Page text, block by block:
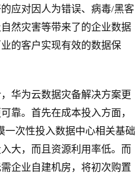
应对因人为错误、病毒/黑客
然灾害等带来了的企业数据
的客户实现有效的数据保
华为云数据灾备解决方案更
靠。首先在成本投入方面，
一次性投入数据中心相关基础
大，而且资源利用率低。而
企业自建机房，将初次购置